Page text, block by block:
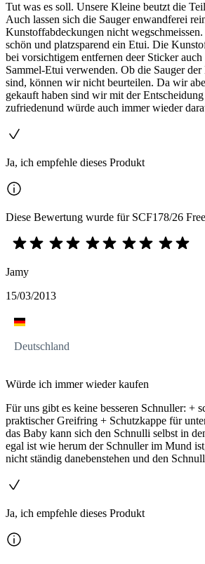
Tut was es soll. Unsere Kleine beutzt die
Auch lassen sich die Sauger enwandferei
Kunstoffabdeckungen nicht wegschmeissen.
schön und platzsparend ein Etui. Die
bei vorsichtigem entfernen deer Sticker
Sammel-Etui verwenden. Ob die Sauger
sind, können wir nicht beurteilen. Da wir
gekauft haben sind wir mit der
zufriedenund würde auch immer wieder
Ja, ich empfehle dieses Produkt
Diese Bewertung wurde für SCF178/26
Jamy
15/03/2013
Deutschland
Würde ich immer wieder kaufen
Für uns gibt es keine besseren Schnuller: +
praktischer Greifring + Schutzkappe für
das Baby kann sich den Schnulli selbst in
egal ist wie herum der Schnuller im Mund
nicht ständig danebenstehen und den
Ja, ich empfehle dieses Produkt